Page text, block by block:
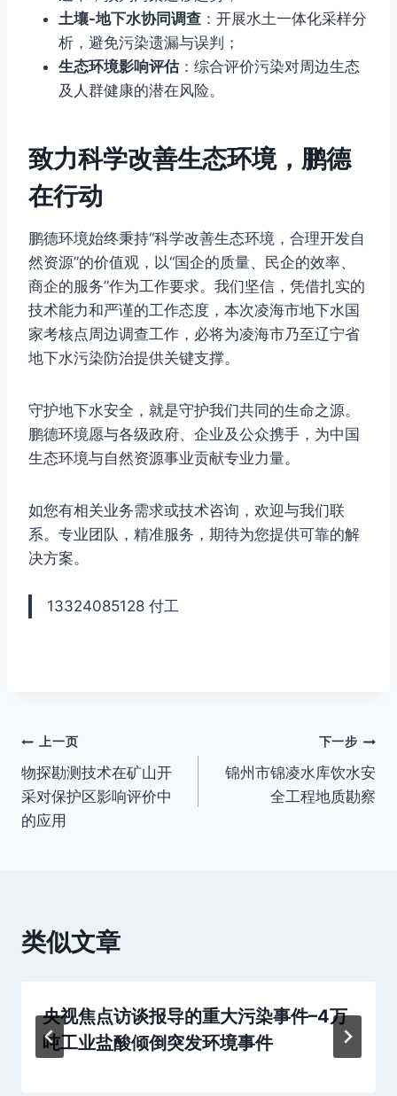
土壤-地下水协同调查 ：开展水土一体化采样分
析，避免污染遗漏与误判；
生态环境影响评估：综合评价污染对周边生态
及人群健康的潜在风险。
致力科学改善生态环境，鹏德
在行动
鹏德环境始终秉持“科学改善生态环境，合理开发自
然资源”的价值观，以“国企的质量、民企的效率、
商企的服务”作为工作要求。我们坚信，凭借扎实的
技术能力和严谨的工作态度，本次凌海市地下水国
家考核点周边调查工作，必将为凌海市乃至辽宁省
地下水污染防治提供关键支撑。
守护地下水安全，就是守护我们共同的生命之源。
鹏德环境愿与各级政府、企业及公众携手，为中国
生态环境与自然资源事业贡献专业力量。
如您有相关业务需求或技术咨询，欢迎与我们联
系。专业团队，精准服务，期待为您提供可靠的解
决方案。
13324085128 付工
文
章
导
上一页
物探勘测技术在矿山开
采对保护区影响评价中
的应用
下一步
锦州市锦凌水库饮水安
全工程地质勘察
类似文章
央视焦点访谈报导的重大污染事件–4万
吨工业盐酸倾倒突发环境事件